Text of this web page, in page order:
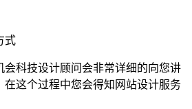
式
会科技设计顾问会非常详细的向您讲
在这个过程中您会得知网站设计服务